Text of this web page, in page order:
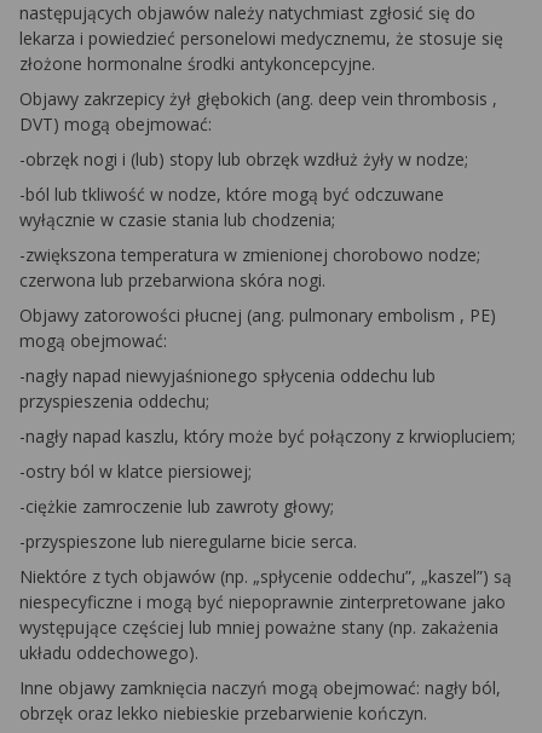
następujących objawów należy natychmiast zgłosić się do
lekarza i powiedzieć personelowi medycznemu, że stosuje się
złożone hormonalne środki antykoncepcyjne.
Objawy zakrzepicy żył głębokich (ang. deep vein thrombosis ,
DVT) mogą obejmować:
-obrzęk nogi i (lub) stopy lub obrzęk wzdłuż żyły w nodze;
-ból lub tkliwość w nodze, które mogą być odczuwane
wyłącznie w czasie stania lub chodzenia;
-zwiększona temperatura w zmienionej chorobowo nodze;
czerwona lub przebarwiona skóra nogi.
Objawy zatorowości płucnej (ang. pulmonary embolism , PE)
mogą obejmować:
-nagły napad niewyjaśnionego spłycenia oddechu lub
przyspieszenia oddechu;
-nagły napad kaszlu, który może być połączony z krwiopluciem;
-ostry ból w klatce piersiowej;
-ciężkie zamroczenie lub zawroty głowy;
-przyspieszone lub nieregularne bicie serca.
Niektóre z tych objawów (np. „spłycenie oddechu”, „kaszel”) są
niespecyficzne i mogą być niepoprawnie zinterpretowane jako
występujące częściej lub mniej poważne stany (np. zakażenia
układu oddechowego).
Inne objawy zamknięcia naczyń mogą obejmować: nagły ból,
obrzęk oraz lekko niebieskie przebarwienie kończyn.